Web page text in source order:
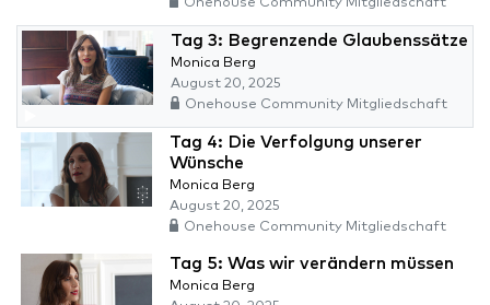
Onehouse Community Mitgliedschaft
Tag 3: Begrenzende Glaubenssätze
Monica Berg
August 20, 2025
Onehouse Community Mitgliedschaft
Tag 4: Die Verfolgung unserer
Wünsche
Monica Berg
August 20, 2025
Onehouse Community Mitgliedschaft
Tag 5: Was wir verändern müssen
Monica Berg